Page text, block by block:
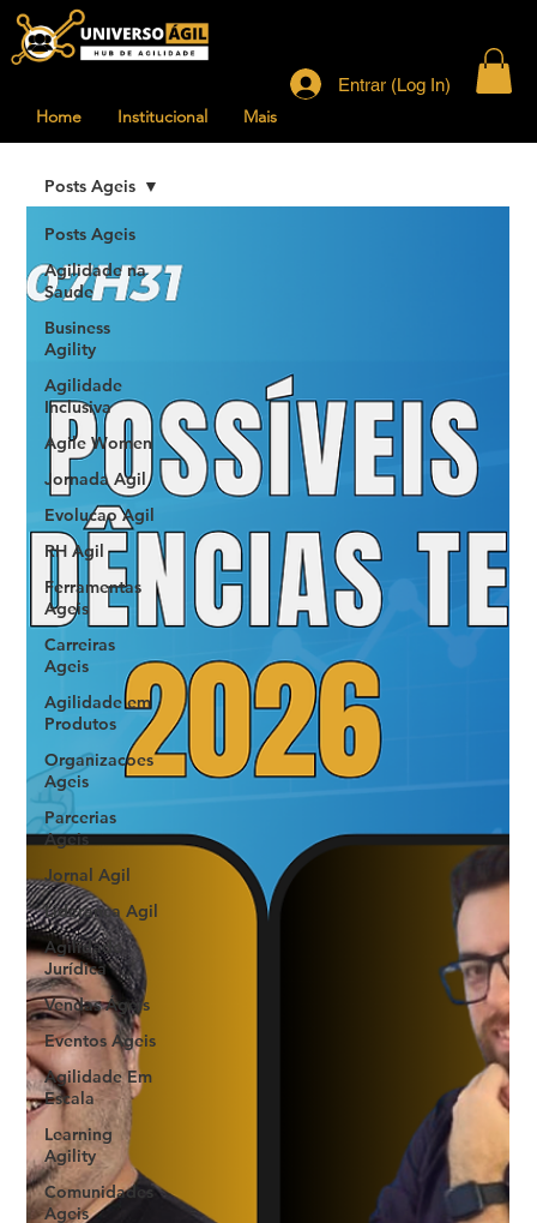
Home Institucional Mais
Entrar (Log In)
Posts Ageis
Agilidade na
Saude
Business
Agility
Agilidade
Inclusiva
Agile Women
Jornada Agil
Evolucao Agil
RH Agil
Ferramentas
Ageis
Carreiras
Ageis
Agilidade em
Produtos
Organizacoes
Ageis
Parcerias
Ageis
Jornal Agil
Lideranca Agil
Agilidade
Jurídica
Vendas Ágeis
Eventos Ageis
Agilidade Em
Escala
Learning
Agility
Comunidades
Ageis
Posts Ageis